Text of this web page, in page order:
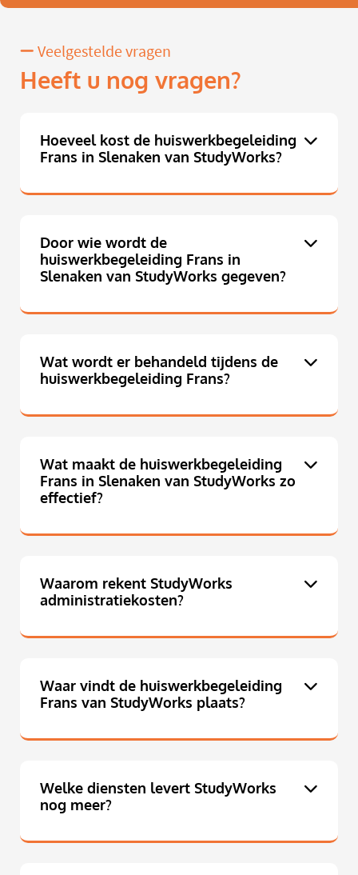
Veelgestelde vragen
Heeft u nog vragen?
Hoeveel kost de huiswerkbegeleiding
Frans in Slenaken van StudyWorks?
Door wie wordt de
huiswerkbegeleiding Frans in
Slenaken van StudyWorks gegeven?
Wat wordt er behandeld tijdens de
huiswerkbegeleiding Frans?
Wat maakt de huiswerkbegeleiding
Frans in Slenaken van StudyWorks zo
effectief?
Waarom rekent StudyWorks
administratiekosten?
Waar vindt de huiswerkbegeleiding
Frans van StudyWorks plaats?
Welke diensten levert StudyWorks
nog meer?